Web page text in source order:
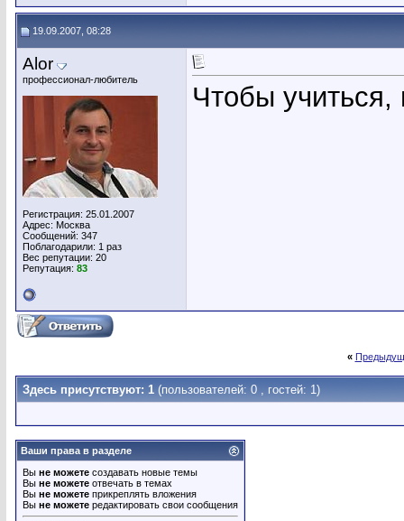
19.09.2007, 08:28
Alor
профессионал-любитель
Регистрация: 25.01.2007
Адрес: Москва
Сообщений: 347
Поблагодарили: 1 раз
Вес репутации: 20
Репутация: 83
Чтобы
«
Здесь присутствуют: 1 (пользователей: 0 , гостей: 1)
Ваши права в разделе
Вы не можете создавать новые темы
Вы не можете отвечать в темах
Вы не можете прикреплять вложения
Вы не можете редактировать свои сообщения